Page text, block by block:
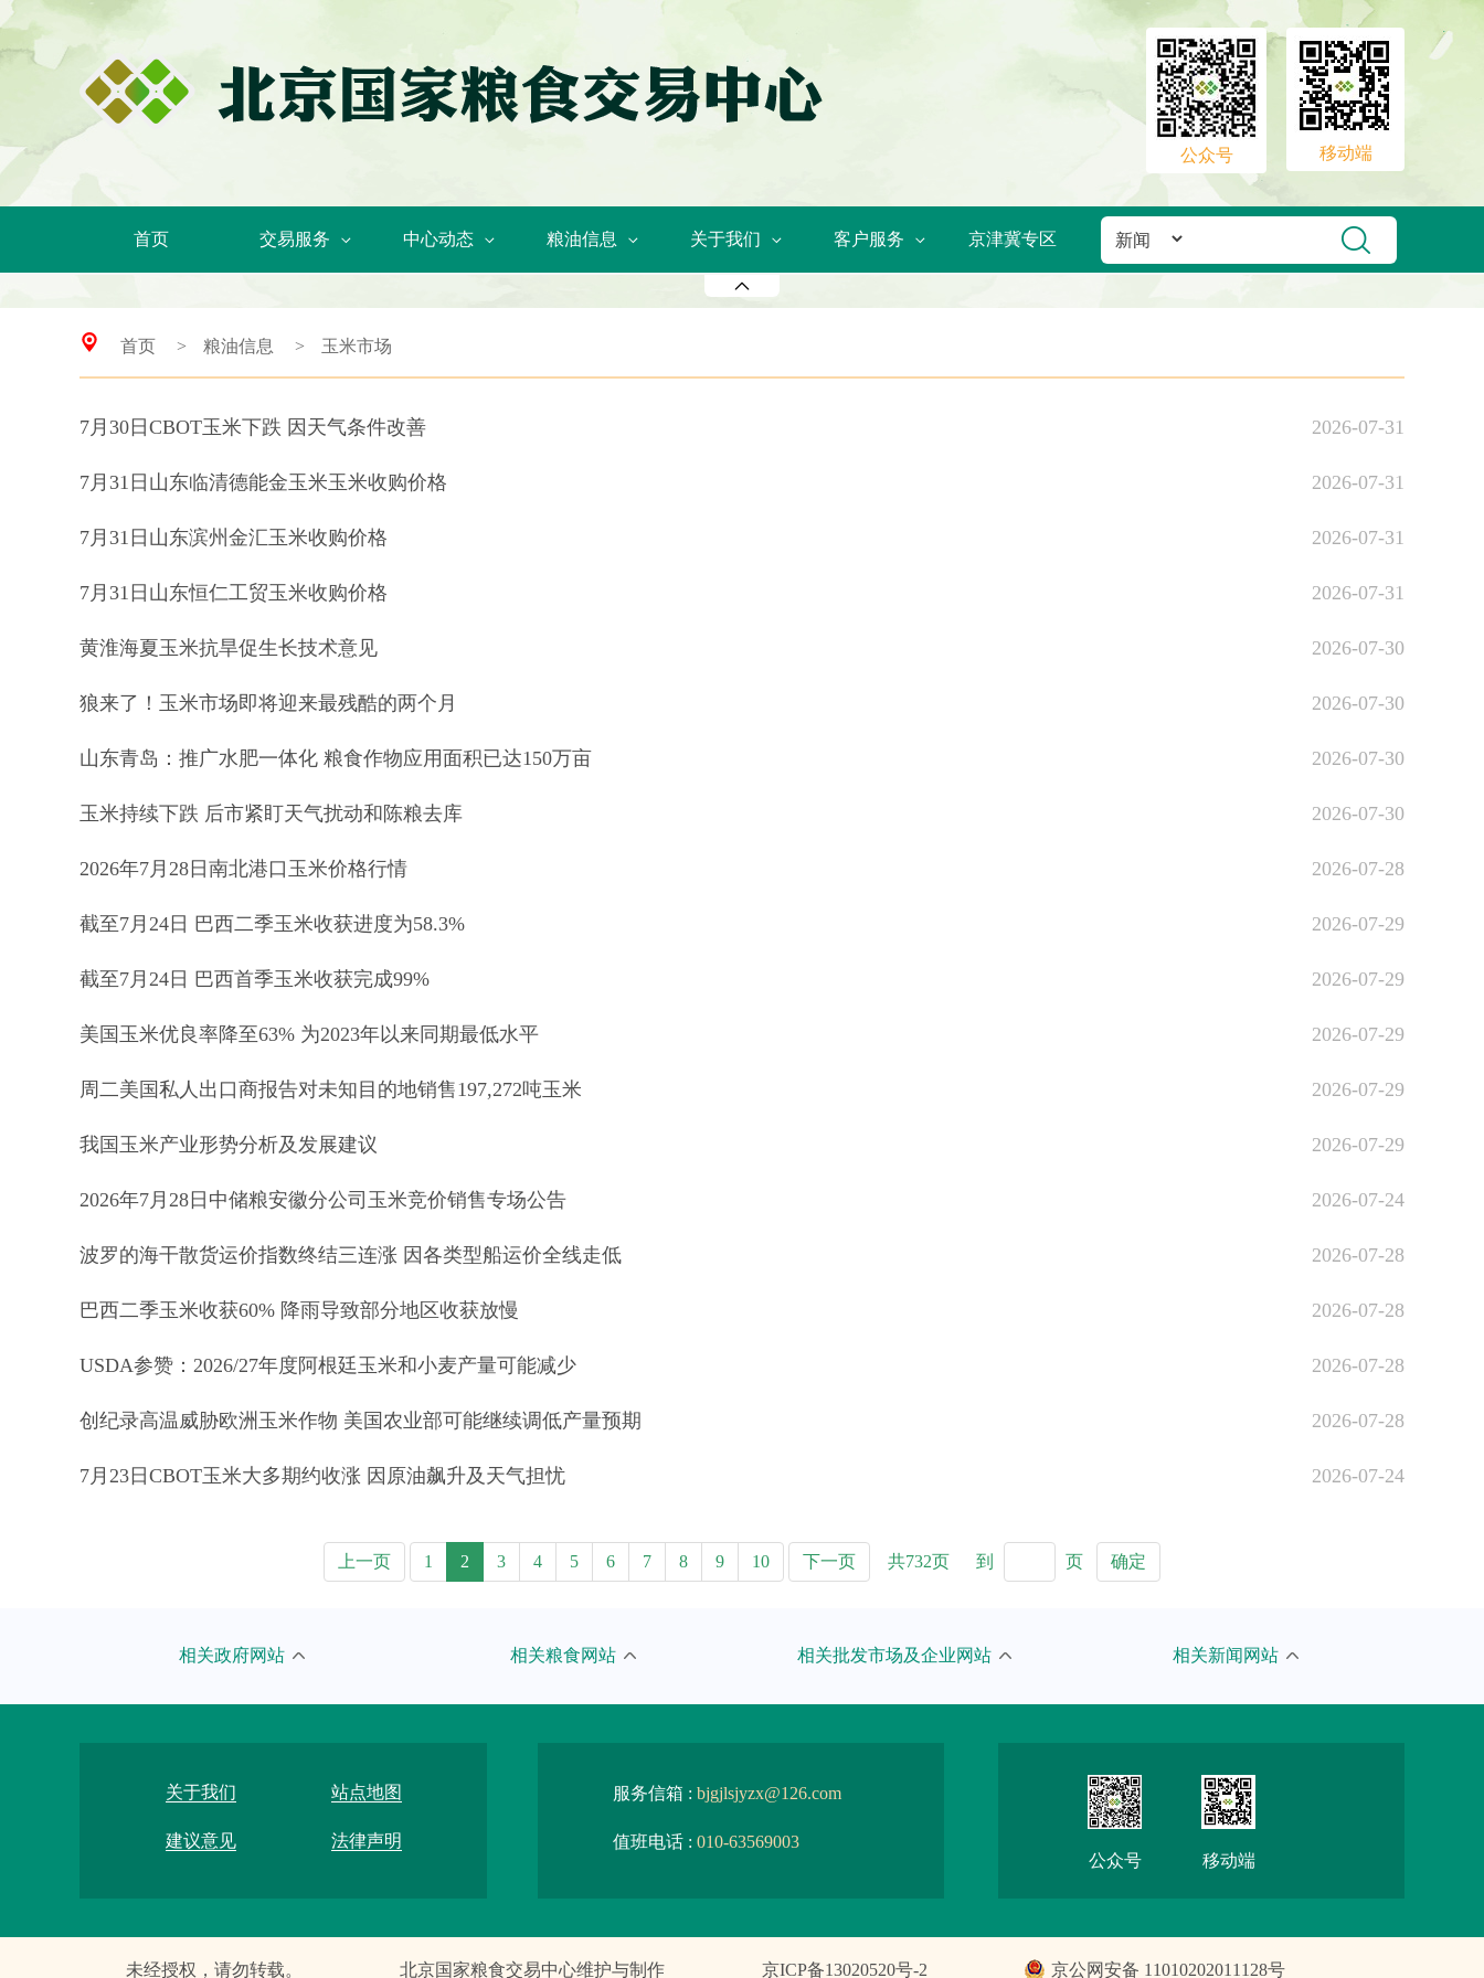
公众号 移动端
首页 交易服务 中心动态 粮油信息 关于我们 客户服务 京津冀专区
首页 > 粮油信息 > 玉米市场
7月30日CBOT玉米下跌 因天气条件改善 2026-07-31
7月31日山东临清德能金玉米玉米收购价格 2026-07-31
7月31日山东滨州金汇玉米收购价格 2026-07-31
7月31日山东恒仁工贸玉米收购价格 2026-07-31
黄淮海夏玉米抗旱促生长技术意见 2026-07-30
狼来了！玉米市场即将迎来最残酷的两个月 2026-07-30
山东青岛：推广水肥一体化 粮食作物应用面积已达150万亩 2026-07-30
玉米持续下跌 后市紧盯天气扰动和陈粮去库 2026-07-30
2026年7月28日南北港口玉米价格行情 2026-07-28
截至7月24日 巴西二季玉米收获进度为58.3% 2026-07-29
截至7月24日 巴西首季玉米收获完成99% 2026-07-29
美国玉米优良率降至63% 为2023年以来同期最低水平 2026-07-29
周二美国私人出口商报告对未知目的地销售197,272吨玉米 2026-07-29
我国玉米产业形势分析及发展建议 2026-07-29
2026年7月28日中储粮安徽分公司玉米竞价销售专场公告 2026-07-24
波罗的海干散货运价指数终结三连涨 因各类型船运价全线走低 2026-07-28
巴西二季玉米收获60% 降雨导致部分地区收获放慢 2026-07-28
USDA参赞：2026/27年度阿根廷玉米和小麦产量可能减少 2026-07-28
创纪录高温威胁欧洲玉米作物 美国农业部可能继续调低产量预期 2026-07-28
7月23日CBOT玉米大多期约收涨 因原油飙升及天气担忧 2026-07-24
上一页 1 2 3 4 5 6 7 8 9 10 下一页 共732页 到 页 确定
相关政府网站
市司法局
相关粮食网站
安徽省粮食和物资储备局
相关批发市场及企业网站
宁夏粮油批发交易市场
相关新闻网站
搜狐
网易
腾讯
关于我们 站点地图
建议意见 法律声明
服务信箱 : bjgjlsjyzx@126.com
值班电话 : 010-63569003
公众号
移动端
未经授权，请勿转载。 北京国家粮食交易中心维护与制作 京ICP备13020520号-2 京公网安备 11010202011128号